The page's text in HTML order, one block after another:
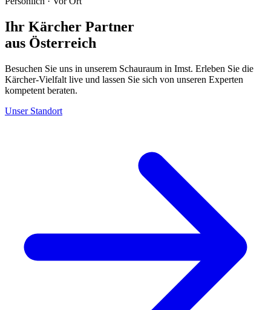
Ihr Kärcher Partner
aus Österreich
Besuchen Sie uns in unserem Schauraum in Imst. Erleben Sie die
Kärcher-Vielfalt live und lassen Sie sich von unseren Experten
kompetent beraten.
Unser Standort